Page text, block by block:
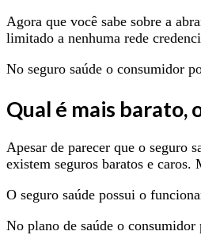
Agora que você sabe sobre a
limitado a nenhuma rede
No seguro saúde o consumidor
Qual é mais barato,
Apesar de parecer que o seguro
existem seguros baratos e caros.
O seguro saúde possui o
No plano de saúde o consumidor